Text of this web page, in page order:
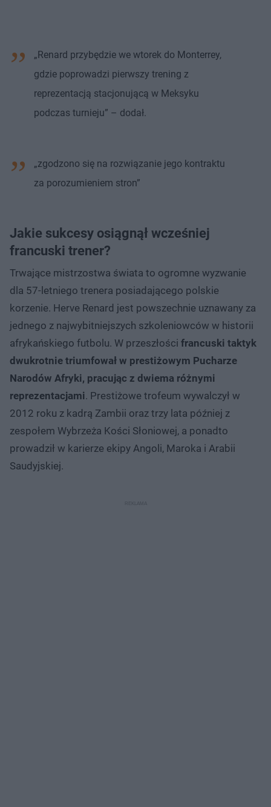
„Renard przybędzie we wtorek do Monterrey,
gdzie poprowadzi pierwszy trening z
reprezentacją stacjonującą w Meksyku
podczas turnieju” – dodał.
„zgodzono się na rozwiązanie jego kontraktu
za porozumieniem stron”
Jakie sukcesy osiągnął wcześniej
francuski trener?
Trwające mistrzostwa świata to ogromne wyzwanie
dla 57-letniego trenera posiadającego polskie
korzenie. Herve Renard jest powszechnie uznawany za
jednego z najwybitniejszych szkoleniowców w historii
afrykańskiego futbolu. W przeszłości francuski taktyk
dwukrotnie triumfował w prestiżowym Pucharze
Narodów Afryki, pracując z dwiema różnymi
reprezentacjami. Prestiżowe trofeum wywalczył w
2012 roku z kadrą Zambii oraz trzy lata później z
zespołem Wybrzeża Kości Słoniowej, a ponadto
prowadził w karierze ekipy Angoli, Maroka i Arabii
Saudyjskiej.